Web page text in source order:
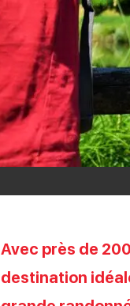
Avec près de
destination